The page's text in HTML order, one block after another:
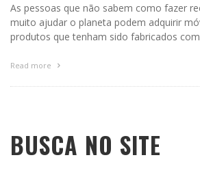
As pessoas que não sabem como fazer
muito ajudar o planeta podem adquirir
produtos que tenham sido fabricados
Read more
BUSCA NO SITE